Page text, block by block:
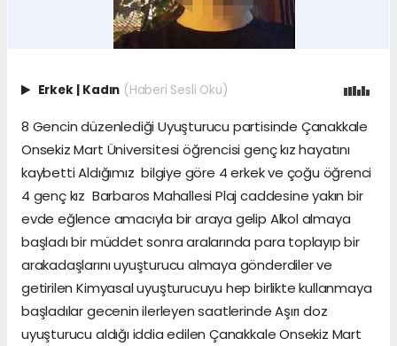
Erkek | Kadın (Haberi Sesli Oku)
8 Gencin düzenlediği Uyuşturucu partisinde Çanakkale
Onsekiz Mart Üniversitesi öğrencisi genç kız hayatını
kaybetti Aldığımız bilgiye göre 4 erkek ve çoğu öğrenci
4 genç kız Barbaros Mahallesi Plaj caddesine yakın bir
evde eğlence amacıyla bir araya gelip Alkol almaya
başladı bir müddet sonra aralarında para toplayıp bir
arakadaşlarını uyuşturucu almaya gönderdiler ve
getirilen Kimyasal uyuşturucuyu hep birlikte kullanmaya
başladılar gecenin ilerleyen saatlerinde Aşırı doz
uyuşturucu aldığı iddia edilen Çanakkale Onsekiz Mart